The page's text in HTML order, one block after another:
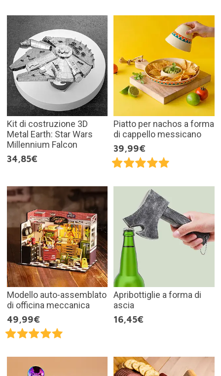
Kit di costruzione 3D
Metal Earth: Star Wars
Millennium Falcon
34,85€
Piatto per nachos a forma
di cappello messicano
39,99€
Modello auto-assemblato
di officina meccanica
49,99€
Apribottiglie a forma di
ascia
16,45€